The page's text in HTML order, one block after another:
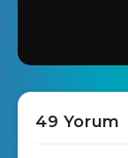
49 Yorum